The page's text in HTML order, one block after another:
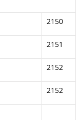
2150
2151
2152
2152